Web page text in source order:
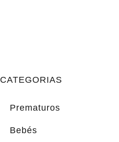
CATEGORIAS
Prematuros
Bebés